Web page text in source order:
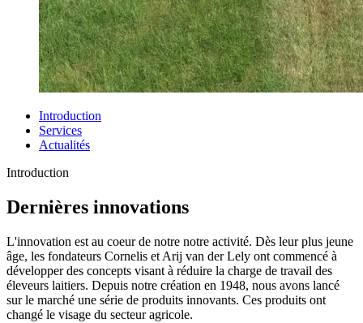
Introduction
Services
Actualités
Introduction
Dernières innovations
L'innovation est au coeur de notre notre activité. Dès leur plus jeune
âge, les fondateurs Cornelis et Arij van der Lely ont commencé à
développer des concepts visant à réduire la charge de travail des
éleveurs laitiers. Depuis notre création en 1948, nous avons lancé
sur le marché une série de produits innovants. Ces produits ont
changé le visage du secteur agricole.